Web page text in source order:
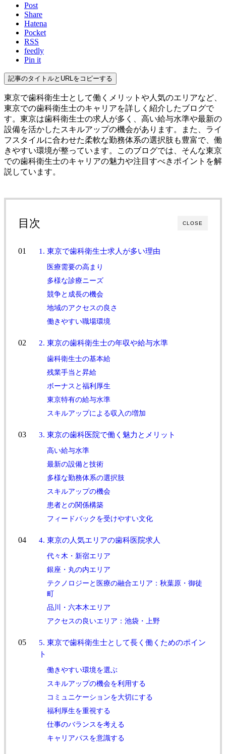
Post
Share
Hatena
Pocket
RSS
feedly
Pin it
記事のタイトルとURLをコピーする
東京で歯科衛生士として働くメリットや人気のエリアなど、
東京での歯科衛生士のキャリアを詳しく紹介したブログで
す。東京は歯科衛生士の求人が多く、高い給与水準や最新の
設備を活かしたスキルアップの機会があります。また、ライ
フスタイルに合わせた柔軟な勤務体系の選択肢も豊富で、働
きやすい環境が整っています。このブログでは、そんな東京
での歯科衛生士のキャリアの魅力や注目すべきポイントを解
説しています。
CLOSE
目次
1. 東京で歯科衛生士求人が多い理由
医療需要の高まり
多様な診療ニーズ
競争と成長の機会
地域のアクセスの良さ
働きやすい職場環境
2. 東京の歯科衛生士の年収や給与水準
歯科衛生士の基本給
残業手当と昇給
ボーナスと福利厚生
東京特有の給与水準
スキルアップによる収入の増加
3. 東京の歯科医院で働く魅力とメリット
高い給与水準
最新の設備と技術
多様な勤務体系の選択肢
スキルアップの機会
患者との関係構築
フィードバックを受けやすい文化
4. 東京の人気エリアの歯科医院求人
代々木・新宿エリア
銀座・丸の内エリア
テクノロジーと医療の融合エリア：秋葉原・御徒
町
品川・六本木エリア
アクセスの良いエリア：池袋・上野
5. 東京で歯科衛生士として長く働くためのポイン
ト
働きやすい環境を選ぶ
スキルアップの機会を利用する
コミュニケーションを大切にする
福利厚生を重視する
仕事のバランスを考える
キャリアパスを意識する